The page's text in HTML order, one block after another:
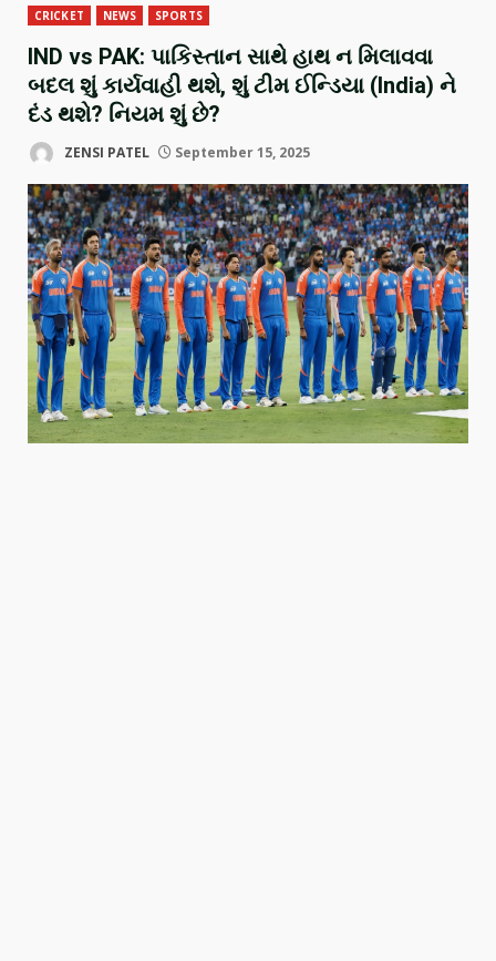
CRICKET NEWS SPORTS
IND vs PAK: પાકિસ્તાન સાથે હાથ ન મિલાવવા
બદલ શું કાર્યવાહી થશે, શું ટીમ ઈન્ડિયા (India) ને
દંડ થશે? નિયમ શું છે?
ZENSI PATEL September 15, 2025